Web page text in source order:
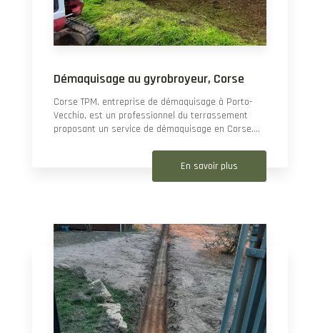
Démaquisage au gyrobroyeur, Corse
Corse TPM, entreprise de démaquisage à Porto-
Vecchio, est un professionnel du terrassement
proposant un service de démaquisage en Corse....
En savoir plus